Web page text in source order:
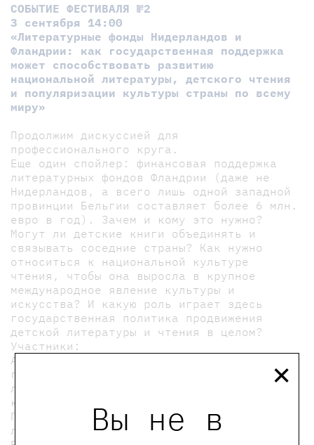
Вы не в
×
СОБЫТИЕ ФЕСТИВАЛЯ №2
3 сентября 14:00
«Литературные фонды Нидерландов и
Фландрии: как государственная поддержка
может способствовать развитию
национальной литературы, детского чтения
и популяризации культуры страны по всему
миру»
Продолжим дискуссией для
профессионального круга.
Еще один спойлер: финансовая поддержка
литературных фондов Фландрии (даже не
Нидерландов, а всего лишь одной западной
провинции Бельгии составляет более 6 млн.
евро в год). Зачем и кому это нужно?
Могут ли детские книги объединять и
связывать соседние страны? Как нужно
относиться к национальной культуре
чтения, чтобы она выросла в крупное
международное явление культуры и
искусства? И какую роль играет здесь
государственная политика продвижения
детской литературы и чтения в целом?
Участники:
Агнес Вогт — руководитель направления
грантов на перевод взрослой и детской
литературы фонда поддержки литературы
королевства Нидерланды
Патрик Питерс — менеджер фонда поддержки
литературы Фландрии